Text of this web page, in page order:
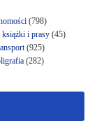
(798)
książki i prasy(45)
(925)
(282)